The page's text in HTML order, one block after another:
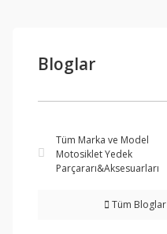
Bloglar
Tüm Marka ve Model
Motosiklet Yedek
Parçararı&Aksesuarları
Tüm Bloglar